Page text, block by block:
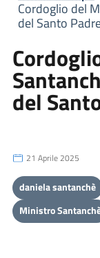
Cordoglio del
del Santo
del
21 Aprile 2025
daniela santanchè
Ministro